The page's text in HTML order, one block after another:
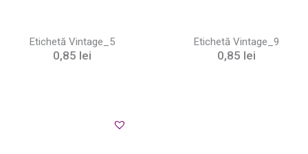
Etichetă Vintage_5
0,85 lei
Etichetă Vintage_9
0,85 lei